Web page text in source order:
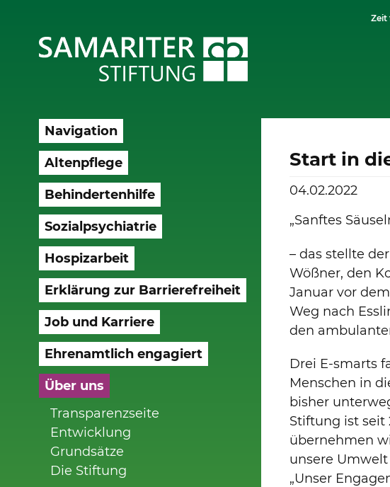
Navigation
Altenpflege
Behindertenhilfe
Sozialpsychiatrie
Hospizarbeit
Erklärung zur Barrierefreiheit
Job und Karriere
Ehrenamtlich engagiert
Über uns
Transparenzseite
Entwicklung
Grundsätze
Die Stiftung
Zeit
Start in
04.02.2022
„Sanftes
– das stellte
Wößner, den
Januar vor
Weg nach
den
Drei E-smarts
Menschen in
bisher
Stiftung ist seit
übernehmen
unsere
„Unser